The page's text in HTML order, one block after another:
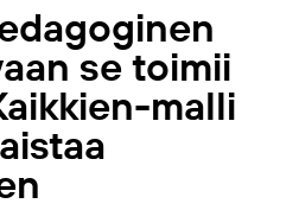
se toimii
malli